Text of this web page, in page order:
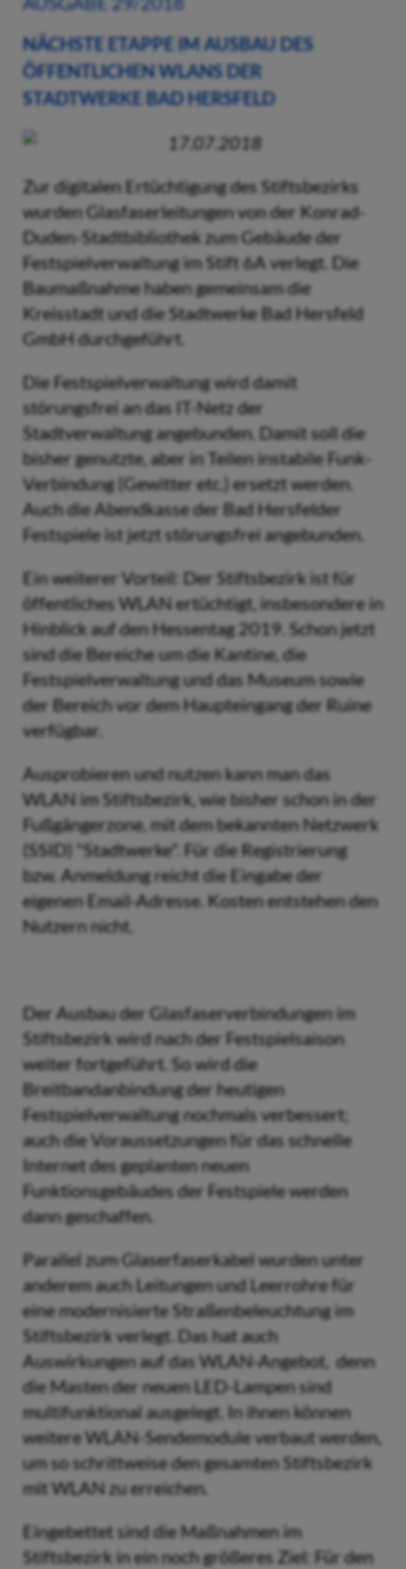
NÄCHSTE ETAPPE IM AUSBAU DES
ÖFFENTLICHEN WLANS DER
STADTWERKE BAD HERSFELD
17.07.2018
Zur digitalen Ertüchtigung des Stiftsbezirks
wurden Glasfaserleitungen von der Konrad-
Duden-Stadtbibliothek zum Gebäude der
Festspielverwaltung im Stift 6A verlegt. Die
Baumaßnahme haben gemeinsam die
Kreisstadt und die Stadtwerke Bad Hersfeld
GmbH durchgeführt.
Die Festspielverwaltung wird damit
störungsfrei an das IT-Netz der
Stadtverwaltung angebunden. Damit soll die
bisher genutzte, aber in Teilen instabile Funk-
Verbindung (Gewitter etc.) ersetzt werden.
Auch die Abendkasse der Bad Hersfelder
Festspiele ist jetzt störungsfrei angebunden.
Ein weiterer Vorteil: Der Stiftsbezirk ist für
öffentliches WLAN ertüchtigt, insbesondere in
Hinblick auf den Hessentag 2019. Schon jetzt
sind die Bereiche um die Kantine, die
Festspielverwaltung und das Museum sowie
der Bereich vor dem Haupteingang der Ruine
verfügbar.
Ausprobieren und nutzen kann man das
WLAN im Stiftsbezirk, wie bisher schon in der
Fußgängerzone, mit dem bekannten Netzwerk
(SSID) "Stadtwerke". Für die Registrierung
bzw. Anmeldung reicht die Eingabe der
eigenen Email-Adresse. Kosten entstehen den
Nutzern nicht.
Der Ausbau der Glasfaserverbindungen im
Stiftsbezirk wird nach der Festspielsaison
weiter fortgeführt. So wird die
Breitbandanbindung der heutigen
Festspielverwaltung nochmals verbessert;
auch die Voraussetzungen für das schnelle
Internet des geplanten neuen
Funktionsgebäudes der Festspiele werden
dann geschaffen.
Parallel zum Glaserfaserkabel wurden unter
anderem auch Leitungen und Leerrohre für
eine modernisierte Straßenbeleuchtung im
Stiftsbezirk verlegt. Das hat auch
Auswirkungen auf das WLAN-Angebot, denn
die Masten der neuen LED-Lampen sind
multifunktional ausgelegt. In ihnen können
weitere WLAN-Sendemodule verbaut werden,
um so schrittweise den gesamten Stiftsbezirk
mit WLAN zu erreichen.
Eingebettet sind die Maßnahmen im
Stiftsbezirk in ein noch größeres Ziel: Für den